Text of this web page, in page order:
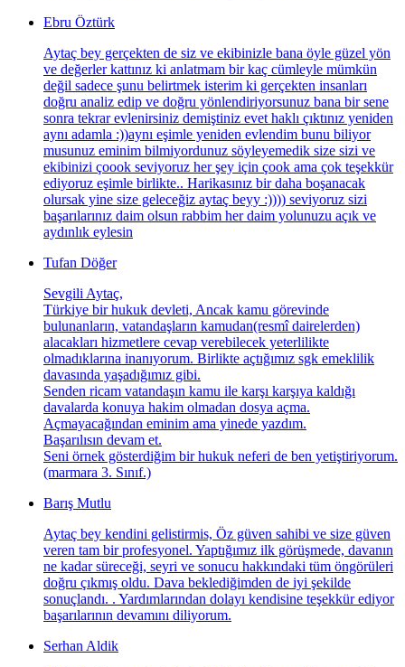
Ebru Öztürk
Aytaç bey gerçekten de siz ve ekibinizle bana öyle güzel yön
ve değerler kattınız ki anlatmam bir kaç cümleyle mümkün
değil sadece şunu belirtmek isterim ki gerçekten insanları
doğru analiz edip ve doğru yönlendiriyorsunuz bana bir sene
sonra tekrar evlenirsiniz demiştiniz evet haklı çıktınız yeniden
aynı adamla :))aynı eşimle yeniden evlendim bunu biliyor
musunuz eminim bilmiyordunuz söyleyemedik size sizi ve
ekibinizi çoook seviyoruz her şey için çook ama çok teşekkür
ediyoruz eşimle birlikte.. Harikasınız bir daha boşanacak
olursak yine size geleceğiz aytaç beyy :)))) seviyoruz sizi
başarılarınız daim olsun rabbim her daim yolunuzu açık ve
aydınlık eylesin
Tufan Döğer
Sevgili Aytaç,
Türkiye bir hukuk devleti, Ancak kamu görevinde
bulunanların, vatandaşların kamudan(resmî dairelerden)
alacakları hizmetlere cevap verebilecek yeterlilikte
olmadıklarına inanıyorum. Birlikte açtığımız sgk emeklilik
davasında yaşadığımız gibi.
Senden ricam vatandaşın kamu ile karşı karşıya kaldığı
davalarda konuya hakim olmadan dosya açma.
Açmayacağından eminim ama yinede yazdım.
Başarılısın devam et.
Seni örnek gösterdiğim bir hukuk neferi de ben yetiştiriyorum.
(marmara 3. Sınıf.)
Barış Mutlu
Aytaç bey kendini gelistirmis, Öz güven sahibi ve size güven
veren tam bir profesyonel. Yaptığımız ilk görüşmede, davanın
ne kadar süreceği, seyri ve sonucu hakkındaki tüm öngörüleri
doğru çıkmış oldu. Dava beklediğimden de iyi şekilde
sonuçlandı. . Yardımlarından dolayı kendisine teşekkür ediyor
başarılarının devamını diliyorum.
Serhan Aldik